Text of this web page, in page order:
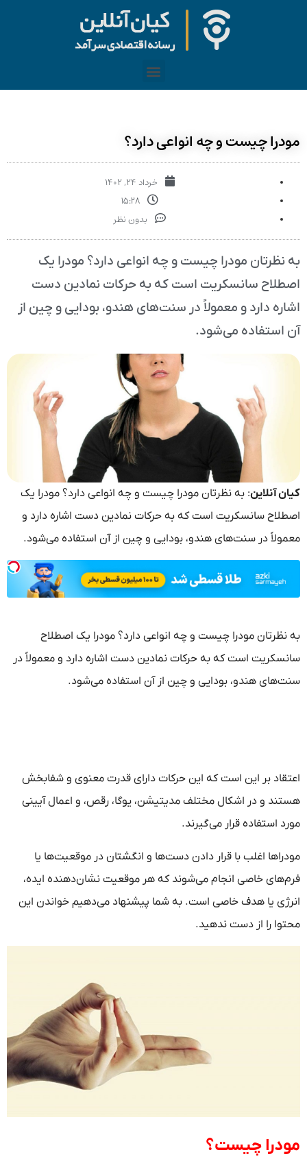
مودرا چیست و چه انواعی دارد؟
خرداد ۲۴, ۱۴۰۲
۱۵:۲۸
بدون نظر
به نظرتان مودرا چیست و چه انواعی دارد؟ مودرا یک
اصطلاح سانسکریت است که به حرکات نمادین دست
اشاره دارد و معمولاً در سنت‌های هندو، بودایی و چین از
آن استفاده می‌شود.
کیان آنلاین: به نظرتان مودرا چیست و چه انواعی دارد؟ مودرا یک
اصطلاح سانسکریت است که به حرکات نمادین دست اشاره دارد و
معمولاً در سنت‌های هندو، بودایی و چین از آن استفاده می‌شود.
به نظرتان مودرا چیست و چه انواعی دارد؟ مودرا یک اصطلاح
سانسکریت است که به حرکات نمادین دست اشاره دارد و معمولاً در
سنت‌های هندو، بودایی و چین از آن استفاده می‌شود.
اعتقاد بر این است که این حرکات دارای قدرت معنوی و شفابخش
هستند و در اشکال مختلف مدیتیشن، یوگا، رقص، و اعمال آیینی
مورد استفاده قرار می‌گیرند.
مودراها اغلب با قرار دادن دست‌ها و انگشتان در موقعیت‌ها یا
فرم‌های خاصی انجام می‌شوند که هر موقعیت نشان‌دهنده ایده،
انرژی یا هدف خاصی است. به شما پیشنهاد می‌دهیم خواندن این
محتوا را از دست ندهید.
مودرا چیست؟